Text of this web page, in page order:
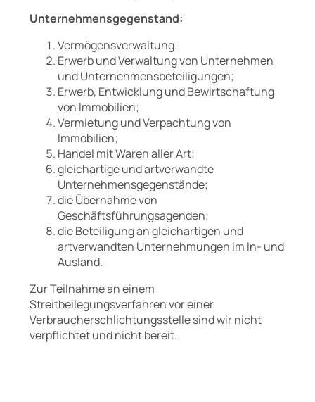
Unternehmensgegenstand:
Vermögensverwaltung;
Erwerb und Verwaltung von Unternehmen
und Unternehmensbeteiligungen;
Erwerb, Entwicklung und Bewirtschaftung
von Immobilien;
Vermietung und Verpachtung von
Immobilien;
Handel mit Waren aller Art;
gleichartige und artverwandte
Unternehmensgegenstände;
die Übernahme von
Geschäftsführungsagenden;
die Beteiligung an gleichartigen und
artverwandten Unternehmungen im In- und
Ausland.
Zur Teilnahme an einem
Streitbeilegungsverfahren vor einer
Verbraucherschlichtungsstelle sind wir nicht
verpflichtet und nicht bereit.